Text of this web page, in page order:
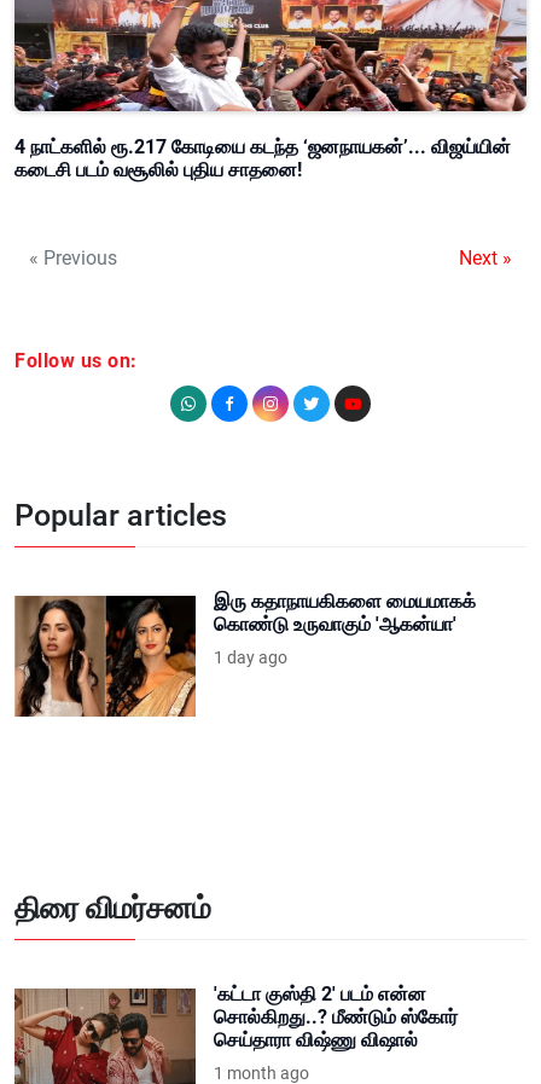
4 நாட்களில் ரூ.217 கோடியை கடந்த ‘ஜனநாயகன்’... விஜய்யின்
கடைசி படம் வசூலில் புதிய சாதனை!
« Previous Next »
Follow us on:
Popular articles
இரு கதாநாயகிகளை மையமாகக்
கொண்டு உருவாகும் 'ஆகன்யா'
1 day ago
திரை விமர்சனம்
'கட்டா குஸ்தி 2' படம் என்ன
சொல்கிறது..? மீண்டும் ஸ்கோர்
செய்தாரா விஷ்ணு விஷால்
1 month ago